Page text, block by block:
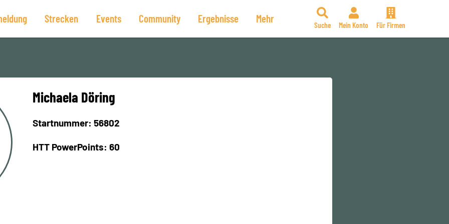
Strecken Events Community Ergebnisse Mehr
Suche Mein Konto Für Firmen
Michaela Döring
Startnummer: 56802
HTT PowerPoints: 60